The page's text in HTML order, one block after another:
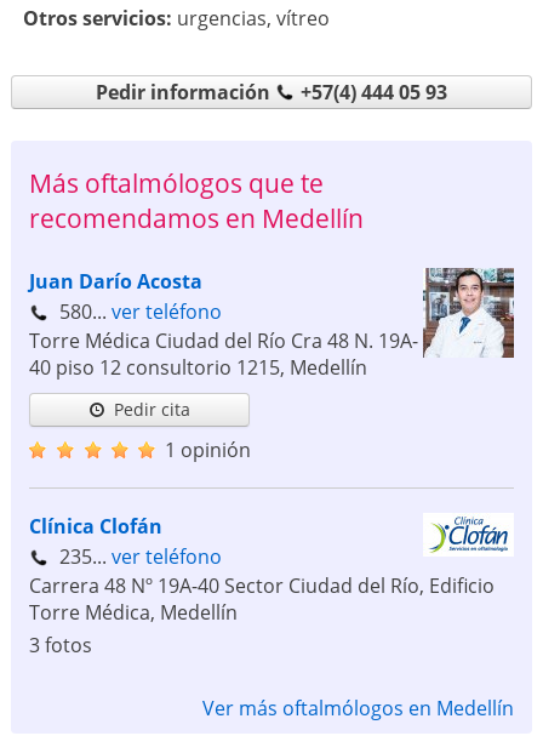
Otros servicios: urgencias, vítreo
Pedir información +57(4) 444 05 93
Más oftalmólogos que te
recomendamos en Medellín
Juan Darío Acosta
580... ver teléfono
Torre Médica Ciudad del Río Cra 48 N. 19A-
40 piso 12 consultorio 1215, Medellín
Pedir cita
1 opinión
Clínica Clofán
235... ver teléfono
Carrera 48 Nº 19A-40 Sector Ciudad del Río, Edificio
Torre Médica, Medellín
3 fotos
Ver más oftalmólogos en Medellín